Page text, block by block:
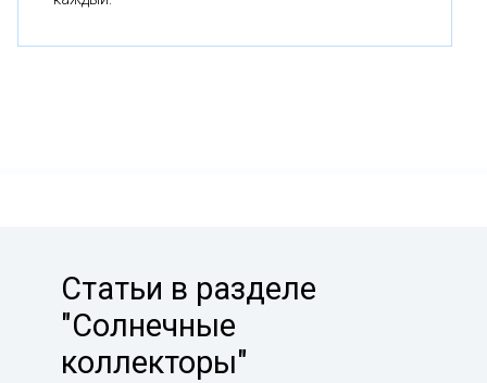
Статьи в разделе
"Солнечные
коллекторы"